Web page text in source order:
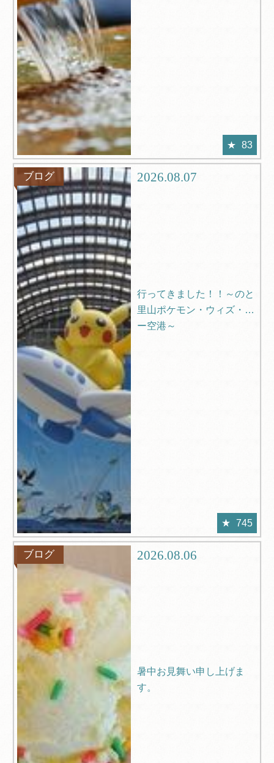
83
ブログ 2026.08.07
行ってきました！！～のと
里山ポケモン・ウィズ・ユ
ー空港～
745
ブログ 2026.08.06
暑中お見舞い申し上げま
す。